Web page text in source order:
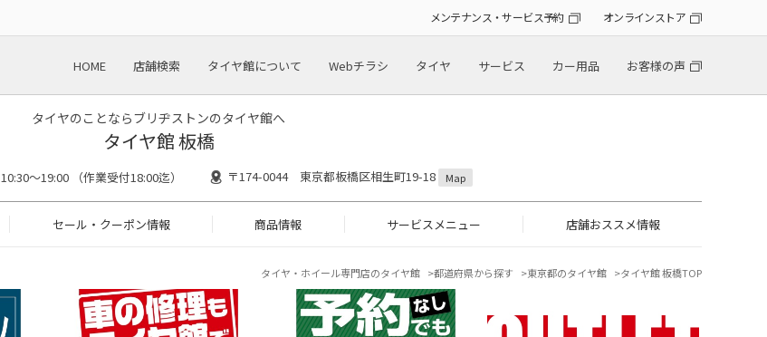
メンテナンス・サービス予約 オンラインストア
HOME 店舗検索 タイヤ館について Webチラシ タイヤ サービス カー用品 お客様の声
タイヤのことならブリヂストンのタイヤ館へ
タイヤ館 板橋
10:30～19:00 （作業受付18:00迄） 〒174-0044 東京都板橋区相生町19-18 Map
セール・クーポン情報 商品情報 サービスメニュー 店舗おススメ情報
タイヤ・ホイール専門店のタイヤ館 都道府県から探す 東京都のタイヤ館 タイヤ館 板橋TOP